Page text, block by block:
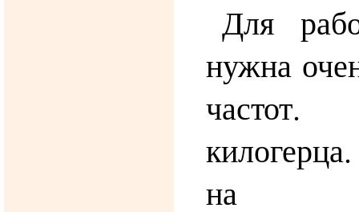
Для
нужна
на